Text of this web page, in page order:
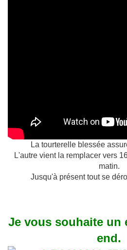
La tourterelle blessée
L'autre vient la remplacer vers
matin.
Jusqu'à présent tout se
Je vous souhaite un
end.